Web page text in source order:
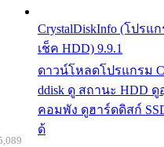
CrystalDiskInfo (โปรแ
เช็ค HDD) 9.9.1
ดาวน์โหลดโปรแกรม
ddisk ดู สถานะ HDD
คอมพัง ดูฮาร์ดดิสก์
ด้